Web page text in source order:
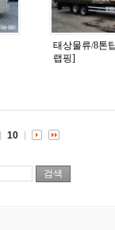
태상물류/8톤
랩핑]
10